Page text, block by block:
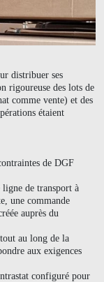
distribuer ses
rigoureuse des lots de
comme vente) et des
étaient
de DGF
ligne de transport à
une commande
auprès du
au long de la
aux exigences
configuré pour